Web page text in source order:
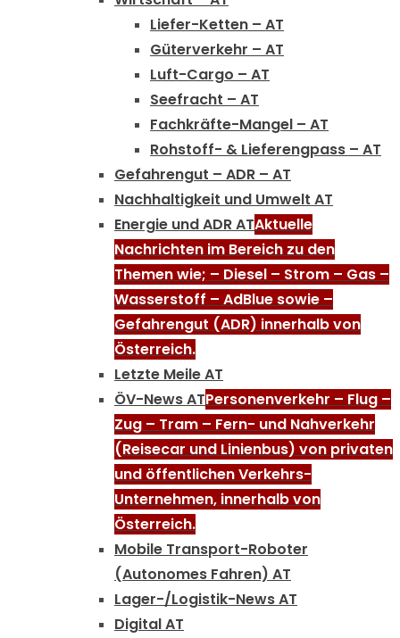
Liefer-Ketten – AT
Güterverkehr – AT
Luft-Cargo – AT
Seefracht – AT
Fachkräfte-Mangel – AT
Rohstoff- & Lieferengpass – AT
Gefahrengut – ADR – AT
Nachhaltigkeit und Umwelt AT
Energie und ADR ATAktuelle
Nachrichten im Bereich zu den
Themen wie; – Diesel – Strom – Gas –
Wasserstoff – AdBlue sowie –
Gefahrengut (ADR) innerhalb von
Österreich.
Letzte Meile AT
ÖV-News ATPersonenverkehr – Flug –
Zug – Tram – Fern- und Nahverkehr
(Reisecar und Linienbus) von privaten
und öffentlichen Verkehrs-
Unternehmen, innerhalb von
Österreich.
Mobile Transport-Roboter
(Autonomes Fahren) AT
Lager-/Logistik-News AT
Digital AT